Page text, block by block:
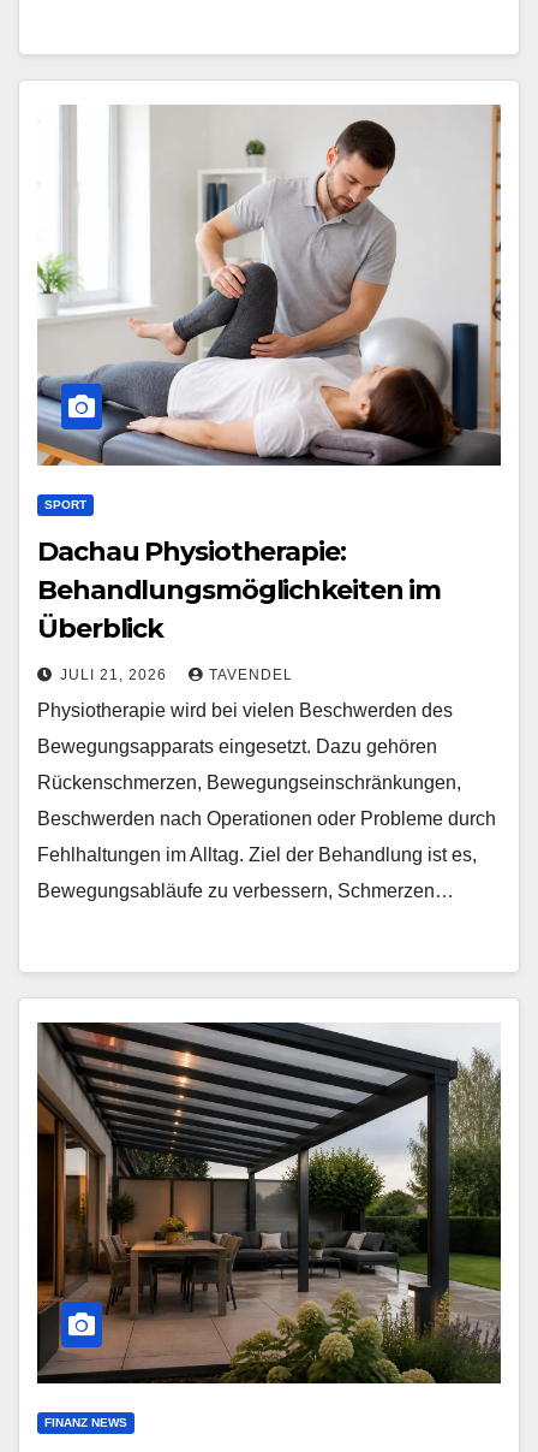
SPORT
Dachau Physiotherapie:
Behandlungsmöglichkeiten im
Überblick
JULI 21, 2026 TAVENDEL
Physiotherapie wird bei vielen Beschwerden des
Bewegungsapparats eingesetzt. Dazu gehören
Rückenschmerzen, Bewegungseinschränkungen,
Beschwerden nach Operationen oder Probleme durch
Fehlhaltungen im Alltag. Ziel der Behandlung ist es,
Bewegungsabläufe zu verbessern, Schmerzen…
FINANZ NEWS